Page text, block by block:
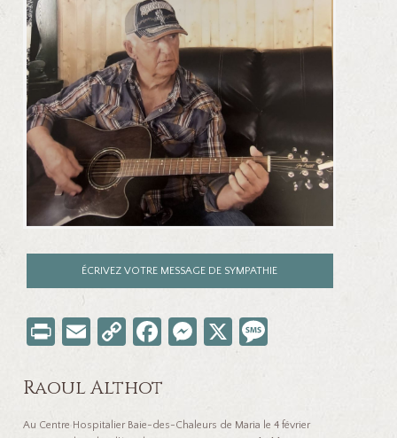
ÉCRIVEZ VOTRE MESSAGE DE SYMPATHIE
Pr
t
E
ail
C
p
y
Fa
b
o
M
n
X
ge
Raoul Althot
Au Centre Hospitalier Baie-des-Chaleurs de Maria le 4 février